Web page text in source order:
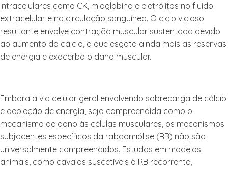
intracelulares como CK, mioglobina e eletrólitos no fluido
extracelular e na circulação sanguínea. O ciclo vicioso
resultante envolve contração muscular sustentada devido
ao aumento do cálcio, o que esgota ainda mais as reservas
de energia e exacerba o dano muscular.
Embora a via celular geral envolvendo sobrecarga de cálcio
e depleção de energia, seja compreendida como o
mecanismo de dano às células musculares, os mecanismos
subjacentes específicos da rabdomiólise (RB) não são
universalmente compreendidos. Estudos em modelos
animais, como cavalos suscetíveis à RB recorrente,